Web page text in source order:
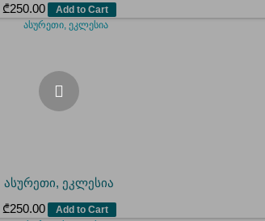
₾250.00 Add to Cart
ასურეთი, ეკლესია
₾250.00 Add to Cart